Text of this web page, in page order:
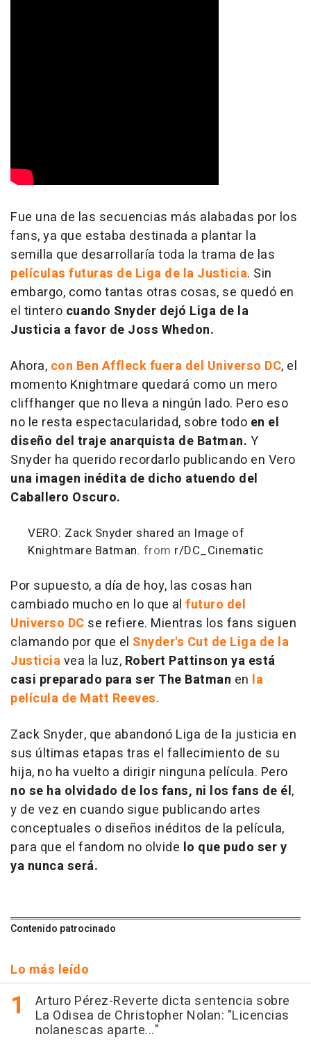
Fue una de las secuencias más alabadas por los
fans, ya que estaba destinada a plantar la
semilla que desarrollaría toda la trama de las
películas futuras de Liga de la Justicia. Sin
embargo, como tantas otras cosas, se quedó en
el tintero cuando Snyder dejó Liga de la
Justicia a favor de Joss Whedon.
Ahora, con Ben Affleck fuera del Universo DC, el
momento Knightmare quedará como un mero
cliffhanger que no lleva a ningún lado. Pero eso
no le resta espectacularidad, sobre todo en el
diseño del traje anarquista de Batman. Y
Snyder ha querido recordarlo publicando en Vero
una imagen inédita de dicho atuendo del
Caballero Oscuro.
VERO: Zack Snyder shared an Image of
Knightmare Batman. from r/DC_Cinematic
Por supuesto, a día de hoy, las cosas han
cambiado mucho en lo que al futuro del
Universo DC se refiere. Mientras los fans siguen
clamando por que el Snyder's Cut de Liga de la
Justiciavea la luz, Robert Pattinson ya está
casi preparado para ser The Batman en la
película de Matt Reeves.
Zack Snyder, que abandonó Liga de la justicia en
sus últimas etapas tras el fallecimiento de su
hija, no ha vuelto a dirigir ninguna película. Pero
no se ha olvidado de los fans, ni los fans de él,
y de vez en cuando sigue publicando artes
conceptuales o diseños inéditos de la película,
para que el fandom no olvide lo que pudo ser y
ya nunca será.
Contenido patrocinado
Lo más leído
Arturo Pérez-Reverte dicta sentencia sobre
La Odisea de Christopher Nolan: "Licencias
nolanescas aparte..."